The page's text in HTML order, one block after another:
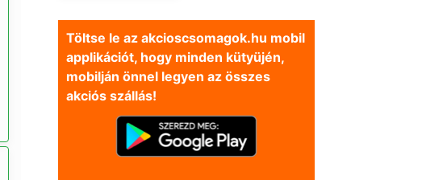
Töltse le az akcioscsomagok.hu mobil
applikációt, hogy minden kütyüjén,
mobilján önnel legyen az összes
akciós szállás!